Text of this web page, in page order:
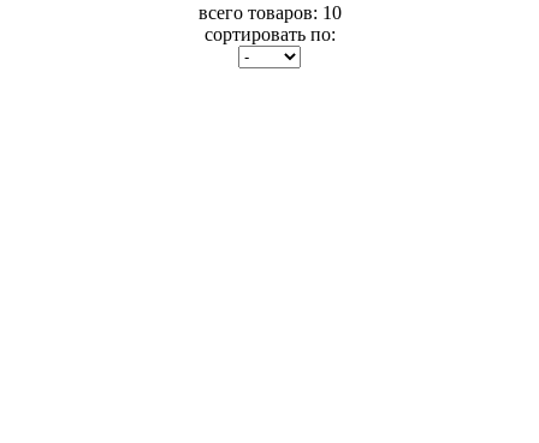
всего товаров: 10
сортировать по: